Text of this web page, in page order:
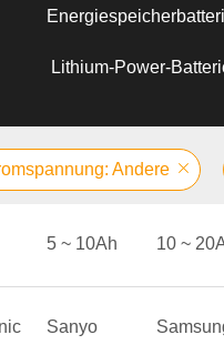
Lithium-Power-
Andere
5 ~ 10Ah 10 ~
Sanyo